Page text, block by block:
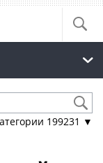
199231 ▼